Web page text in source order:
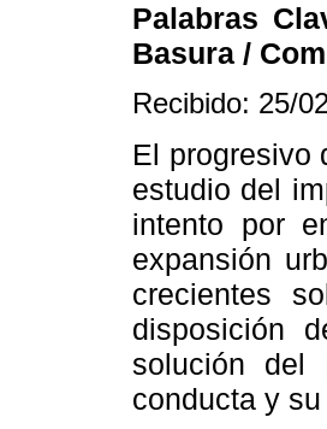
Palabras
Basura /
Recibido: 25/
El progresivo
estudio del
intento por
expansión
crecientes
disposición
solución del
conducta y